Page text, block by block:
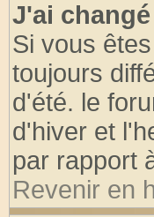
J'ai
Si vous
toujours
d'été. le
d'hiver et
par rapport
Revenir en